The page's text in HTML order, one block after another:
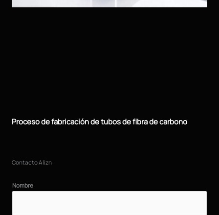
Proceso de fabricación de tubos de fibra de carbono
Contacto Alizn
Nombre